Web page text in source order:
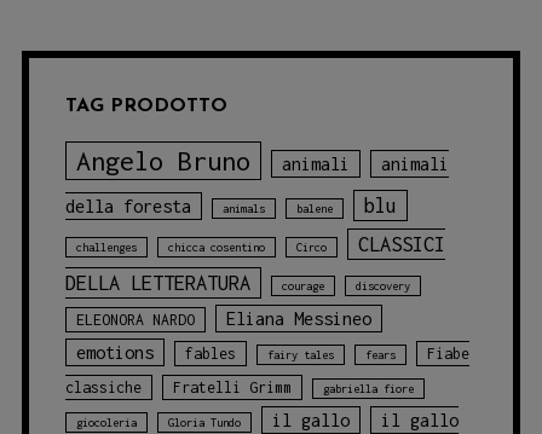
TAG PRODOTTO
Angelo Bruno animali animali
della foresta animals balene blu
challenges chicca cosentino Circo
CLASSICI
DELLA LETTERATURA
courage discovery
ELEONORA NARDO
Eliana Messineo
emotions
fables fairy tales fears
Fiabe
classiche
Fratelli Grimm gabriella fiore
giocoleria Gloria Tundo il gallo
il gallo